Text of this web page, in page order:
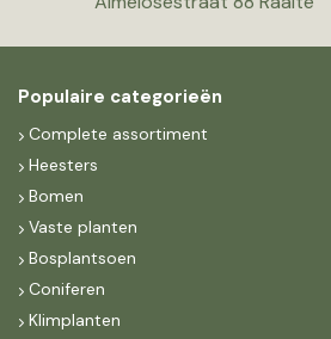
Populaire categorieën
Complete assortiment
Heesters
Bomen
Vaste planten
Bosplantsoen
Coniferen
Klimplanten